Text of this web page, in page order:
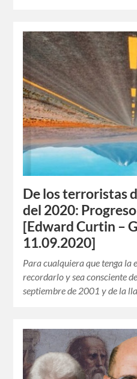
De los terroristas
del 2020:
[Edward Curtin –
11.09.2020]
Para cualquiera que tenga la
recordarlo y sea consciente
septiembre de 2001 y de la